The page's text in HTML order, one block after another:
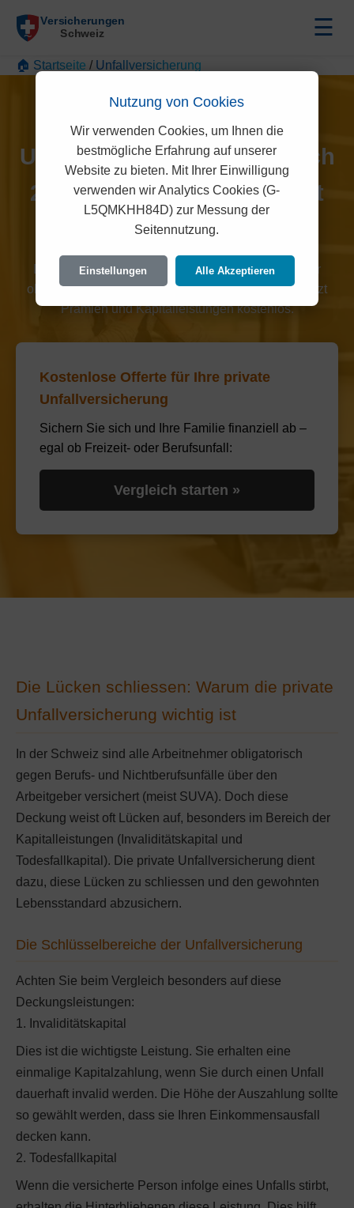
☰
🏠 Startseite / Unfallversicherung
Unfallversicherung Vergleich
2026: Schutz bei Invalidität
und Tod
Die private Unfallversicherung schliesst Lücken der
obligatorischen SUVA-Deckung. Vergleichen Sie jetzt
Prämien und Kapitalleistungen kostenlos.
Kostenlose Offerte für Ihre private
Unfallversicherung
Sichern Sie sich und Ihre Familie finanziell ab –
egal ob Freizeit- oder Berufsunfall:
Vergleich starten »
Die Lücken schliessen: Warum die private
Unfallversicherung wichtig ist
In der Schweiz sind alle Arbeitnehmer obligatorisch
gegen Berufs- und Nichtberufsunfälle über den
Arbeitgeber versichert (meist SUVA). Doch diese
Deckung weist oft Lücken auf, besonders im Bereich der
Kapitalleistungen (Invaliditätskapital und
Todesfallkapital). Die private Unfallversicherung dient
dazu, diese Lücken zu schliessen und den gewohnten
Lebensstandard abzusichern.
Die Schlüsselbereiche der Unfallversicherung
Achten Sie beim Vergleich besonders auf diese
Deckungsleistungen:
1. Invaliditätskapital
Dies ist die wichtigste Leistung. Sie erhalten eine
einmalige Kapitalzahlung, wenn Sie durch einen Unfall
dauerhaft invalid werden. Die Höhe der Auszahlung sollte
so gewählt werden, dass sie Ihren Einkommensausfall
decken kann.
2. Todesfallkapital
Wenn die versicherte Person infolge eines Unfalls stirbt,
Nutzung von Cookies
Wir verwenden Cookies, um Ihnen die
bestmögliche Erfahrung auf unserer
Website zu bieten. Mit Ihrer Einwilligung
verwenden wir Analytics Cookies (G-
L5QMKHH84D) zur Messung der
Seitennutzung.
Einstellungen Alle Akzeptieren